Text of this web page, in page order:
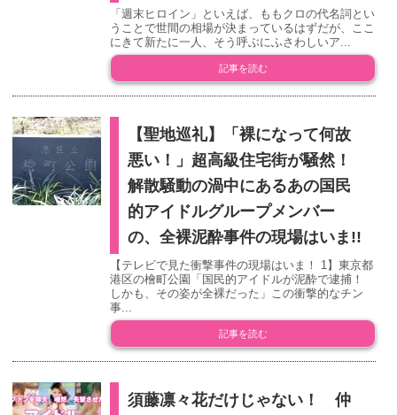
「週末ヒロイン」といえば、ももクロの代名詞とい
うことで世間の相場が決まっているはずだが、ここ
にきて新たに一人、そう呼ぶにふさわしいア...
記事を読む
【聖地巡礼】「裸になって何故
悪い！」超高級住宅街が騒然！
解散騒動の渦中にあるあの国民
的アイドルグループメンバー
の、全裸泥酔事件の現場はいま!!
【テレビで見た衝撃事件の現場はいま！ 1】東京都
港区の檜町公園「国民的アイドルが泥酔で逮捕！
しかも、その姿が全裸だった」この衝撃的なチン
事...
記事を読む
須藤凛々花だけじゃない！ 仲